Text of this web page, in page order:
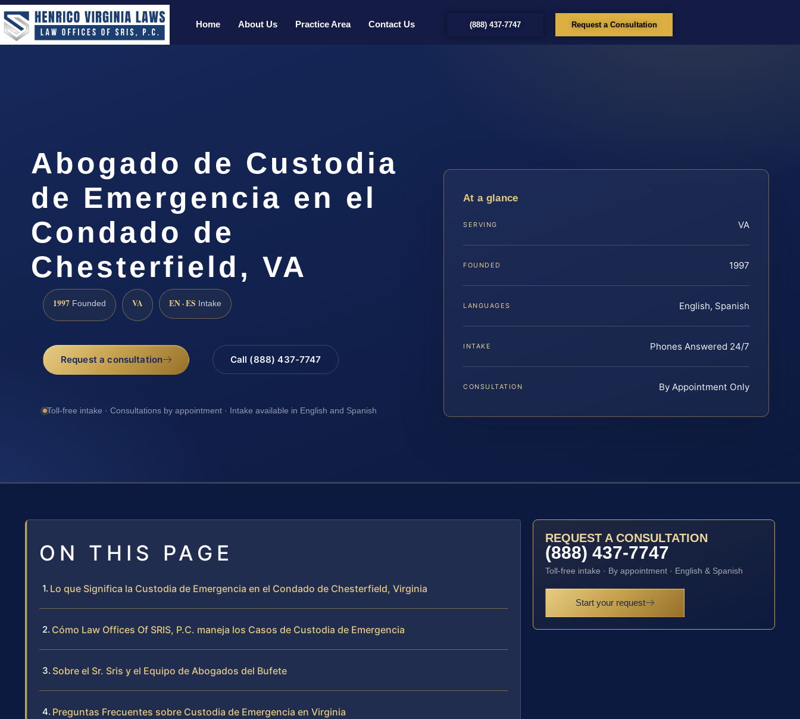
Home About Us Practice Area Contact Us (888) 437-7747 Request a Consultation
Abogado de Custodia
de Emergencia en el
Condado de
Chesterfield, VA
1997 Founded VA EN · ES Intake
Request a consultation Call (888) 437-7747
Toll-free intake · Consultations by appointment · Intake available in English and Spanish
At a glance
SERVING VA
FOUNDED 1997
LANGUAGES English, Spanish
INTAKE Phones Answered 24/7
CONSULTATION By Appointment Only
ON THIS PAGE
Lo que Significa la Custodia de Emergencia en el Condado de Chesterfield, Virginia
Cómo Law Offices Of SRIS, P.C. maneja los Casos de Custodia de Emergencia
Sobre el Sr. Sris y el Equipo de Abogados del Bufete
Preguntas Frecuentes sobre Custodia de Emergencia en Virginia
REQUEST A CONSULTATION
(888) 437-7747
Toll-free intake · By appointment · English & Spanish
Start your request